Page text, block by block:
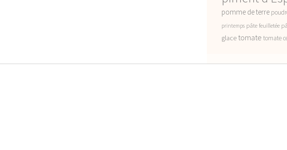
pomme de terre
printemps pâte feuilletée
glace tomate tomate